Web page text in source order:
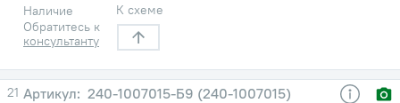
Наличие
Обратитесь к
консультанту
К схеме
21
240-1007015-Б9 (240-1007015)